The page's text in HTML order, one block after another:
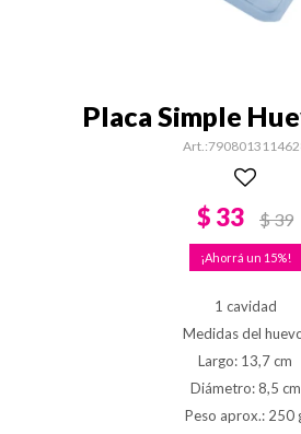
Placa Simple
$ 33 $39
15
1 cavidad
Medidas del
Largo: 13,7 cm
Diámetro: 8,5 cm
Peso aprox.: 250